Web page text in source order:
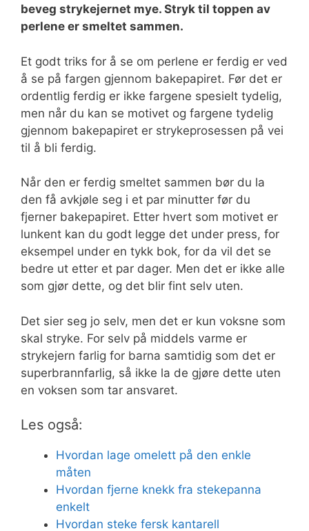
beveg strykejernet mye. Stryk til toppen av
perlene er smeltet sammen.
Et godt triks for å se om perlene er ferdig er ved
å se på fargen gjennom bakepapiret. Før det er
ordentlig ferdig er ikke fargene spesielt tydelig,
men når du kan se motivet og fargene tydelig
gjennom bakepapiret er strykeprosessen på vei
til å bli ferdig.
Når den er ferdig smeltet sammen bør du la
den få avkjøle seg i et par minutter før du
fjerner bakepapiret. Etter hvert som motivet er
lunkent kan du godt legge det under press, for
eksempel under en tykk bok, for da vil det se
bedre ut etter et par dager. Men det er ikke alle
som gjør dette, og det blir fint selv uten.
Det sier seg jo selv, men det er kun voksne som
skal stryke. For selv på middels varme er
strykejern farlig for barna samtidig som det er
superbrannfarlig, så ikke la de gjøre dette uten
en voksen som tar ansvaret.
Les også:
Hvordan lage omelett på den enkle
måten
Hvordan fjerne knekk fra stekepanna
enkelt
Hvordan steke fersk kantarell